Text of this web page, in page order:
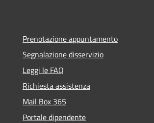
Prenotazione appuntamento
Segnalazione disservizio
Leggi le FAQ
Richiesta assistenza
Mail Box 365
Portale dipendente